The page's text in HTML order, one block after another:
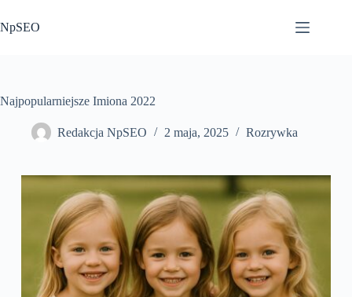
do
treści
NpSEO
Najpopularniejsze Imiona 2022
Redakcja NpSEO 2 maja, 2025 Rozrywka